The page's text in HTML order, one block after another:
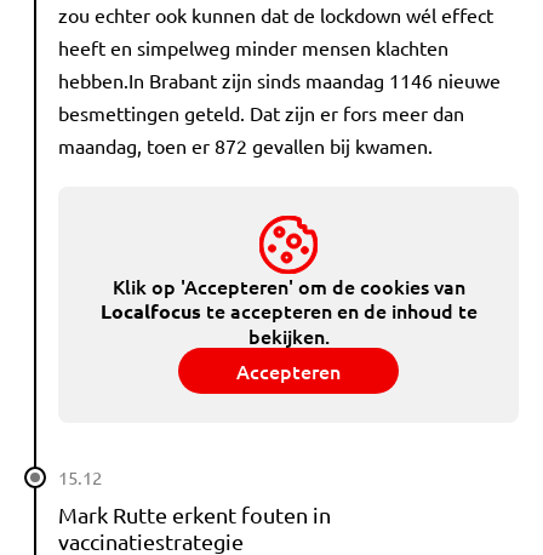
zou echter ook kunnen dat de lockdown wél effect
heeft en simpelweg minder mensen klachten
hebben.In Brabant zijn sinds maandag 1146 nieuwe
besmettingen geteld. Dat zijn er fors meer dan
maandag, toen er 872 gevallen bij kwamen.
Klik op 'Accepteren' om de cookies van
Localfocus te accepteren en de inhoud te
bekijken.
Accepteren
15.12
Mark Rutte erkent fouten in
vaccinatiestrategie